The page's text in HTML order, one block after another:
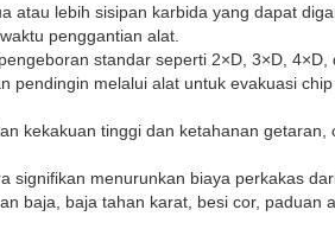
atau lebih sisipan karbida yang dapat
penggantian alat.
standar seperti 2×D, 3×D, 4×D,
pendingin melalui alat untuk evakuasi
kekakuan tinggi dan ketahanan getaran,
signifikan menurunkan biaya perkakas
baja, baja tahan karat, besi cor, paduan